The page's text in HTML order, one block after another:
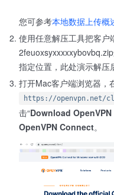
您可参考本地数据上传概
使用任意解压工具把客户
指定位置，此处演示解压
打开Mac客户端浏览器，
https://openvpn.net/
击“Download
OpenVPN Connect。